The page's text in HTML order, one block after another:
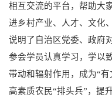
相互交流的平台，帮助大
进乡村产业、人才、文化
说明了自治区党委、政府
参会学员认真学习，学以
带动和辐射作用，成为“
高素质农民“排头兵”，提